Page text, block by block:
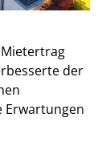
der
Erwartungen